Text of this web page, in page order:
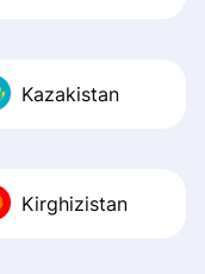
Kazakistan
Kirghizistan